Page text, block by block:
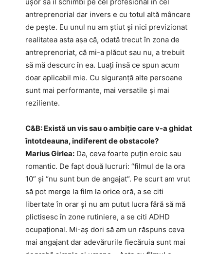
antreprenorial dar invers e cu totul altă mâncare
de pește. Eu unul nu am știut și nici previzionat
realitatea asta așa că, odată trecut în zona de
antreprenoriat, că mi-a plăcut sau nu, a trebuit
să mă descurc în ea. Luați însă ce spun acum
doar aplicabil mie. Cu siguranță alte persoane
sunt mai performante, mai versatile și mai
reziliente.
C&B: Există un vis sau o ambiție care v-a ghidat
întotdeauna, indiferent de obstacole?
Marius Girlea: Da, ceva foarte puțin eroic sau
romantic. De fapt două lucruri: “filmul de la ora
10” și “nu sunt bun de angajat”. Pe scurt am vrut
să pot merge la film la orice oră, a se citi
libertate în orar și nu am putut lucra fără să mă
plictisesc în zone rutiniere, a se citi ADHD
ocupațional. Mi-aș dori să am un răspuns ceva
mai angajant dar adevărurile fiecăruia sunt mai